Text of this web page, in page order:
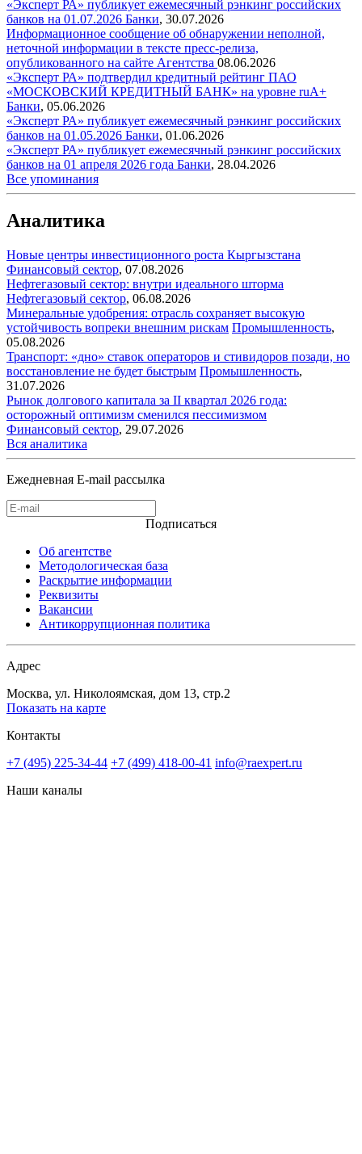
«Эксперт РА» публикует ежемесячный рэнкинг российских
банков на 01.07.2026 Банки, 30.07.2026
Информационное сообщение об обнаружении неполной,
неточной информации в тексте пресс-релиза,
опубликованного на сайте Агентства 08.06.2026
«Эксперт РА» подтвердил кредитный рейтинг ПАО
«МОСКОВСКИЙ КРЕДИТНЫЙ БАНК» на уровне ruA+
Банки, 05.06.2026
«Эксперт РА» публикует ежемесячный рэнкинг российских
банков на 01.05.2026 Банки, 01.06.2026
«Эксперт РА» публикует ежемесячный рэнкинг российских
банков на 01 апреля 2026 года Банки, 28.04.2026
Все упоминания
Аналитика
Новые центры инвестиционного роста Кыргызстана
Финансовый сектор, 07.08.2026
Нефтегазовый сектор: внутри идеального шторма
Нефтегазовый сектор, 06.08.2026
Минеральные удобрения: отрасль сохраняет высокую
устойчивость вопреки внешним рискам Промышленность,
05.08.2026
Транспорт: «дно» ставок операторов и стивидоров позади, но
восстановление не будет быстрым Промышленность,
31.07.2026
Рынок долгового капитала за II квартал 2026 года:
осторожный оптимизм сменился пессимизмом
Финансовый сектор, 29.07.2026
Вся аналитика
Ежедневная E-mail рассылка
Подписаться
Об агентстве
Методологическая база
Раскрытие информации
Реквизиты
Вакансии
Антикоррупционная политика
Адрес
Москва, ул. Николоямская, дом 13, стр.2
Показать на карте
Контакты
+7 (495) 225-34-44 +7 (499) 418-00-41 info@raexpert.ru
Наши каналы